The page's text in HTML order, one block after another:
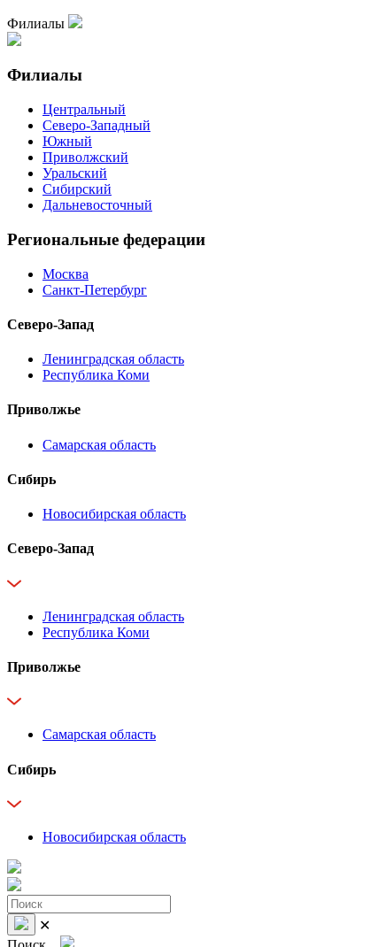
Филиалы
Филиалы
Центральный
Северо-Западный
Южный
Приволжский
Уральский
Сибирский
Дальневосточный
Региональные федерации
Москва
Санкт-Петербург
Северо-Запад
Ленинградская область
Республика Коми
Приволжье
Самарская область
Сибирь
Новосибирская область
Северо-Запад
Ленинградская область
Республика Коми
Приволжье
Самарская область
Сибирь
Новосибирская область
✕